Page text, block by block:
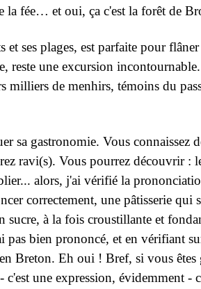
la fée… et oui, ça c'est la forêt de
et ses plages, est parfaite pour
reste une excursion
milliers de menhirs, témoins du
sa gastronomie. Vous connaissez
ravi(s). Vous pourrez découvrir :
alors, j'ai vérifié la
correctement, une pâtisserie
sucre, à la fois croustillante et
bien prononcé, et en vérifiant
Breton. Eh oui ! Bref, si vous
c'est une expression, évidemment